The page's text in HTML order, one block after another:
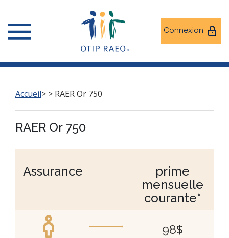
Connexion
Accueil> > RAER Or 750
RAER Or 750
Assurance
prime
mensuelle
courante*
98$